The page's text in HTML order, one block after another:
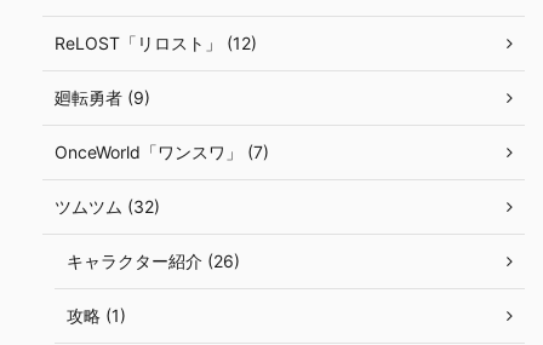
ReLOST「リロスト」 (12)
廻転勇者 (9)
OnceWorld「ワンスワ」 (7)
ツムツム (32)
キャラクター紹介 (26)
攻略 (1)